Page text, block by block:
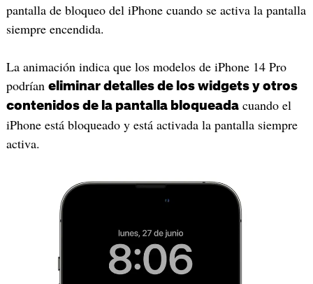
pantalla de bloqueo del iPhone cuando se activa la pantalla
siempre encendida.
La animación indica que los modelos de iPhone 14 Pro
podrían eliminar detalles de los widgets y otros
contenidos de la pantalla bloqueadacuando el
iPhone está bloqueado y está activada la pantalla siempre
activa.